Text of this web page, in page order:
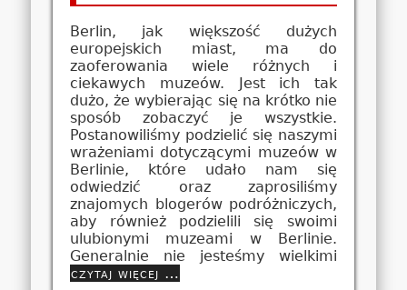
Berlin, jak większość dużych
europejskich miast, ma do
zaoferowania wiele różnych i
ciekawych muzeów. Jest ich tak
dużo, że wybierając się na krótko nie
sposób zobaczyć je wszystkie.
Postanowiliśmy podzielić się naszymi
wrażeniami dotyczącymi muzeów w
Berlinie, które udało nam się
odwiedzić oraz zaprosiliśmy
znajomych blogerów podróżniczych,
aby również podzielili się swoimi
ulubionymi muzeami w Berlinie.
Generalnie nie jesteśmy wielkimi
czytaj więcej …